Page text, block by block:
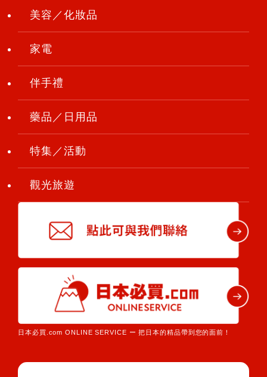
美容／化妝品
家電
伴手禮
藥品／日用品
特集／活動
觀光旅遊
日本必買.com ONLINE SERVICE ー 把日本的精品帶到您的面前！